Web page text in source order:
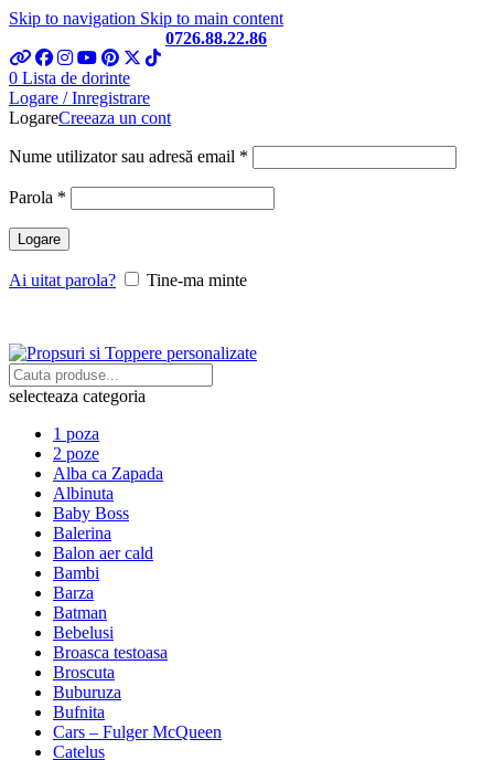
Skip to navigation Skip to main content
0726.88.22.86
0 Lista de dorinte
Logare / Inregistrare
LogareCreeaza un cont
Nume utilizator sau adresă email *
Parola *
Logare
Ai uitat parola? Tine-ma minte
selecteaza categoria
1 poza
2 poze
Alba ca Zapada
Albinuta
Baby Boss
Balerina
Balon aer cald
Bambi
Barza
Batman
Bebelusi
Broasca testoasa
Broscuta
Buburuza
Bufnita
Cars – Fulger McQueen
Catelus